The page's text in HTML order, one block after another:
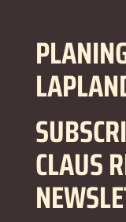
CLAUS